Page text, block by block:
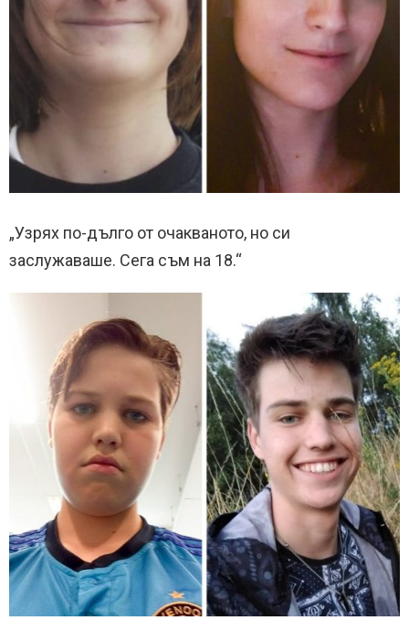
„Узрях по-дълго от очакваното, но си
заслужаваше. Сега съм на 18.“